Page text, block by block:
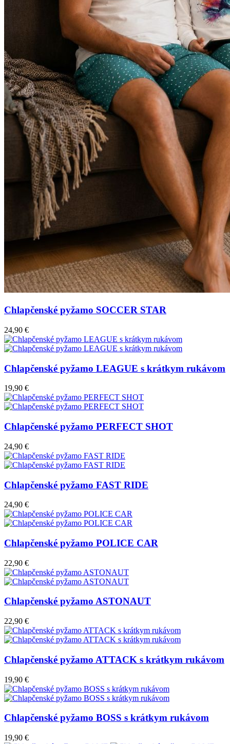
Chlapčenské pyžamo SOCCER STAR
24,90 €
Chlapčenské pyžamo LEAGUE s krátkym rukávom
19,90 €
Chlapčenské pyžamo PERFECT SHOT
24,90 €
Chlapčenské pyžamo FAST RIDE
24,90 €
Chlapčenské pyžamo POLICE CAR
22,90 €
Chlapčenské pyžamo ASTONAUT
22,90 €
Chlapčenské pyžamo ATTACK s krátkym rukávom
19,90 €
Chlapčenské pyžamo BOSS s krátkym rukávom
19,90 €